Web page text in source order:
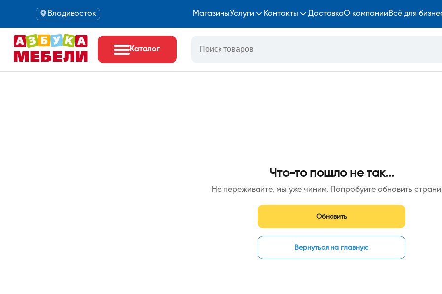
Владивосток МагазиныУслуги Контакты ДоставкаО компанииВсё для
Каталог
Что-то пошло не так...
Не переживайте, мы уже чиним. Попробуйте обновить
Обновить
Вернуться на главную